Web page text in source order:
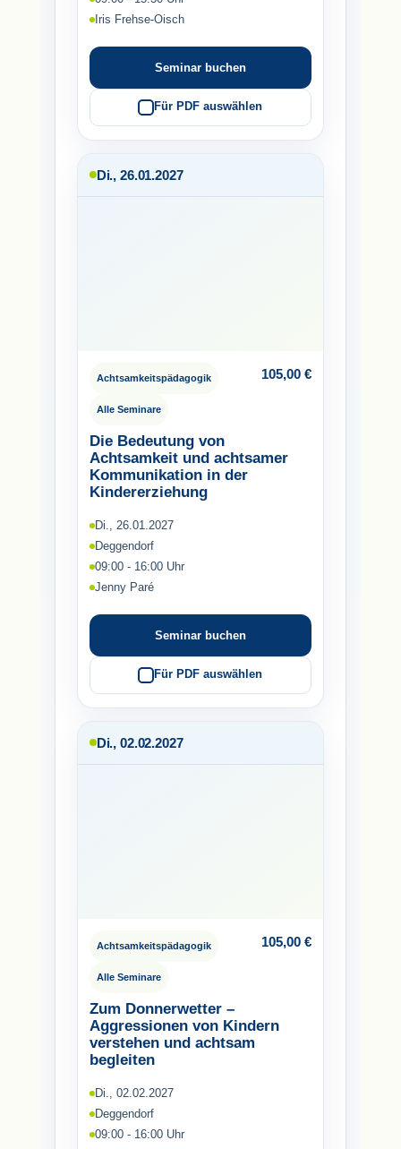
Iris Frehse-Oisch
Seminar buchen
Für PDF auswählen
Di., 26.01.2027
Achtsamkeitspädagogik
Alle Seminare
105,00€
Die Bedeutung von
Achtsamkeit und achtsamer
Kommunikation in der
Kindererziehung
Di., 26.01.2027
Deggendorf
09:00 - 16:00 Uhr
Jenny Paré
Seminar buchen
Für PDF auswählen
Di., 02.02.2027
Achtsamkeitspädagogik
Alle Seminare
105,00€
Zum Donnerwetter –
Aggressionen von Kindern
verstehen und achtsam
begleiten
Di., 02.02.2027
Deggendorf
09:00 - 16:00 Uhr